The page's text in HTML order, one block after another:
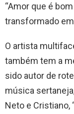
“Amor que é
transformado
O artista
também tem a
sido autor de
música
Neto e Cristiano,